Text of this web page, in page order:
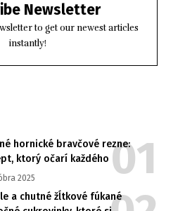
Newsletter
to get our newest articles
instantly!
hornické bravčové rezne:
ktorý očarí každého
2025
a chutné žĺtkové fúkané